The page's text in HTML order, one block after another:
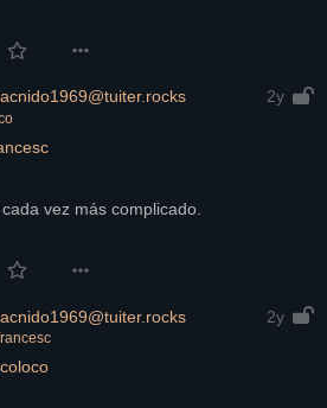
2y
vez más complicado.
2y
coloco